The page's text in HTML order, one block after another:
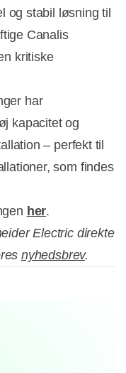
og stabil løsning til
Canalis
kritiske
har
kapacitet og
– perfekt til
som findes
her.
Electric direkte
nyhedsbrev.